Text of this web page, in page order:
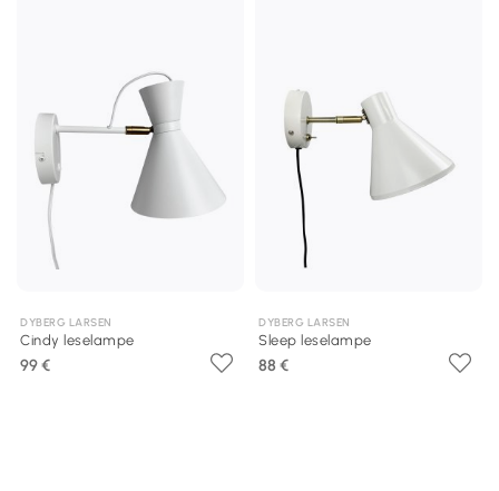
DYBERG LARSEN
Cindy leselampe
99 €
DYBERG LARSEN
Sleep leselampe
88 €